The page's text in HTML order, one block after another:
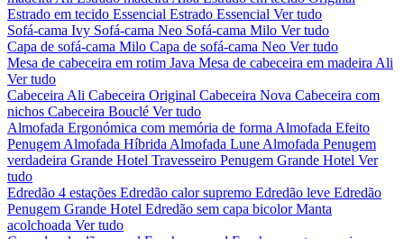
Estrado em tecido Essencial Estrado Essencial Ver tudo
Sofá-cama Ivy Sofá-cama Neo Sofá-cama Milo Ver tudo
Capa de sofá-cama Milo Capa de sofá-cama Neo Ver tudo
Mesa de cabeceira em rotim Java Mesa de cabeceira em madeira Ali
Ver tudo
Cabeceira Ali Cabeceira Original Cabeceira Nova Cabeceira com
nichos Cabeceira Bouclé Ver tudo
Almofada Ergonómica com memória de forma Almofada Efeito
Penugem Almofada Híbrida Almofada Lune Almofada Penugem
verdadeira Grande Hotel Travesseiro Penugem Grande Hotel Ver
tudo
Edredão 4 estações Edredão calor supremo Edredão leve Edredão
Penugem Grande Hotel Edredão sem capa bicolorManta
acolchoada Ver tudo